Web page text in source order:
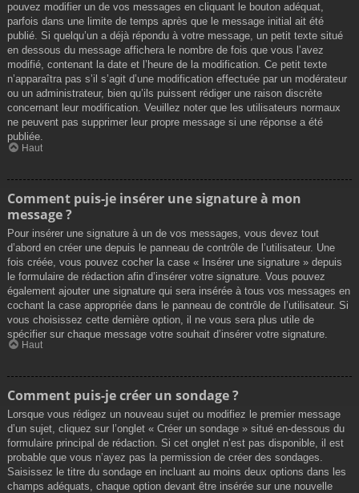
pouvez modifier un de vos messages en cliquant le bouton adéquat,
parfois dans une limite de temps après que le message initial ait été
publié. Si quelqu’un a déjà répondu à votre message, un petit texte situé
en dessous du message affichera le nombre de fois que vous l’avez
modifié, contenant la date et l’heure de la modification. Ce petit texte
n’apparaîtra pas s’il s’agit d’une modification effectuée par un modérateur
ou un administrateur, bien qu’ils puissent rédiger une raison discrète
concernant leur modification. Veuillez noter que les utilisateurs normaux
ne peuvent pas supprimer leur propre message si une réponse a été
publiée.
Haut
Comment puis-je insérer une signature à mon
message ?
Pour insérer une signature à un de vos messages, vous devez tout
d’abord en créer une depuis le panneau de contrôle de l’utilisateur. Une
fois créée, vous pouvez cocher la case « Insérer une signature » depuis
le formulaire de rédaction afin d’insérer votre signature. Vous pouvez
également ajouter une signature qui sera insérée à tous vos messages en
cochant la case appropriée dans le panneau de contrôle de l’utilisateur. Si
vous choisissez cette dernière option, il ne vous sera plus utile de
spécifier sur chaque message votre souhait d’insérer votre signature.
Haut
Comment puis-je créer un sondage ?
Lorsque vous rédigez un nouveau sujet ou modifiez le premier message
d’un sujet, cliquez sur l’onglet « Créer un sondage » situé en-dessous du
formulaire principal de rédaction. Si cet onglet n’est pas disponible, il est
probable que vous n’ayez pas la permission de créer des sondages.
Saisissez le titre du sondage en incluant au moins deux options dans les
champs adéquats, chaque option devant être insérée sur une nouvelle